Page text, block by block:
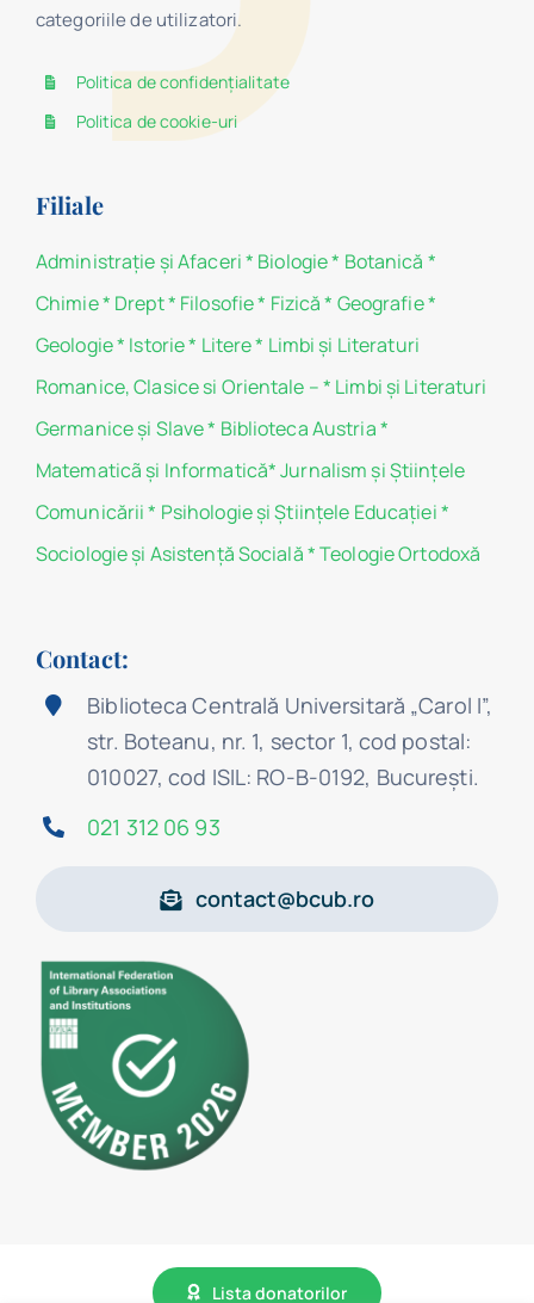
categoriile de utilizatori.
Politica de confidențialitate
Politica de cookie-uri
Filiale
Administraţie şi Afaceri* Biologie* Botanică *
Chimie* Drept* Filosofie* Fizică * Geografie*
Geologie* Istorie* Litere* Limbi și Literaturi
Romanice, Clasice si Orientale –* Limbi și Literaturi
Germanice şi Slave* Biblioteca Austria*
Matematicã și Informatică*Jurnalism şi Ştiinţele
Comunicării * Psihologie şi Ştiinţele Educaţiei*
Sociologie şi Asistenţă Socială*Teologie Ortodoxă
Contact:
Biblioteca Centrală Universitară „Carol I”,
str. Boteanu, nr. 1, sector 1, cod postal:
010027, cod ISIL: RO-B-0192, Bucureşti.
021 312 06 93
contact@bcub.ro
Lista donatorilor